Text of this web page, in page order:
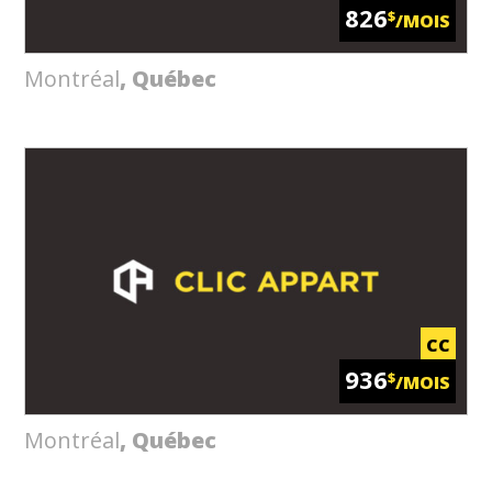
826$/MOIS
Montréal, Québec
CC
936$/MOIS
Montréal, Québec